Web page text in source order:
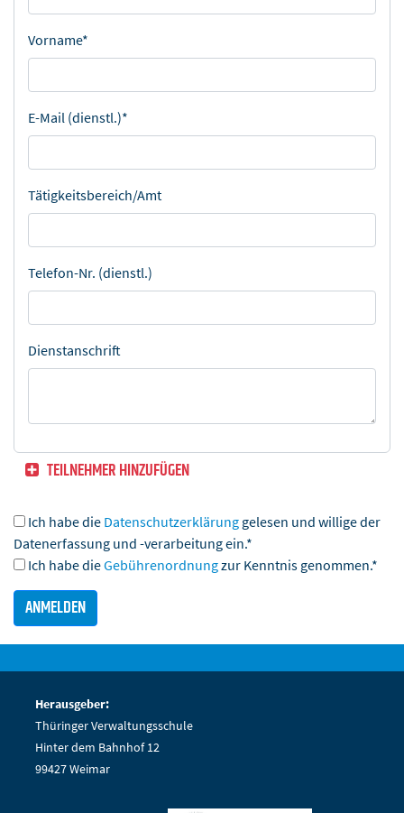
Vorname*
E-Mail (dienstl.)*
Tätigkeitsbereich/Amt
Telefon-Nr. (dienstl.)
Dienstanschrift
TEILNEHMER HINZUFÜGEN
Ich habe die Datenschutzerklärung gelesen und willige der
Datenerfassung und -verarbeitung ein.*
Ich habe dieGebührenordnungzur Kenntnis genommen.*
Herausgeber:
Thüringer Verwaltungsschule
Hinter dem Bahnhof 12
99427 Weimar